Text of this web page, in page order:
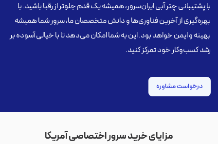
با پشتیبانی چتر آبی ایران‌سرور، همیشه یک قدم جلوتر از رقبا باشید. با
بهره‌گیری از آخرین فناوری‌ها و دانش متخصصان ما، سرور شما همیشه
بهینه و ایمن خواهد بود. این به شما امکان می‌دهد تا با خیالی آسوده بر
رشد کسب‌وکار خود تمرکز کنید.
درخواست مشاوره
مزایای خرید سرور اختصاصی آمریکا